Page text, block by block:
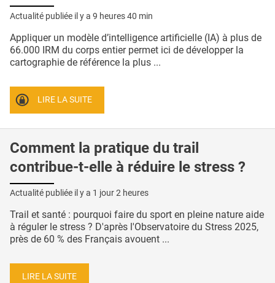
Actualité publiée il y a 9 heures 40 min
Appliquer un modèle d’intelligence artificielle (IA) à plus de
66.000 IRM du corps entier permet ici de développer la
cartographie de référence la plus ...
LIRE LA SUITE
Comment la pratique du trail
contribue-t-elle à réduire le stress ?
Actualité publiée il y a 1 jour 2 heures
Trail et santé : pourquoi faire du sport en pleine nature aide
à réguler le stress ? D'après l'Observatoire du Stress 2025,
près de 60 % des Français avouent ...
LIRE LA SUITE